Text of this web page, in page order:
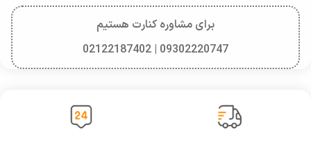
برای مشاوره کنارت هستیم
09302220747 | 02122187402